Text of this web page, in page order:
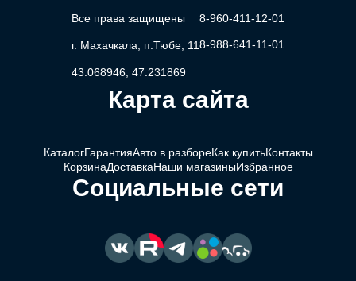
Все права защищены
г. Махачкала, п.Тюбе, 11
43.068946, 47.231869
8-960-411-12-01
8-988-641-11-01
Карта сайта
КаталогГарантияАвто в разбореКак купитьКонтакты
КорзинаДоставкаНаши магазиныИзбранное
Социальные сети